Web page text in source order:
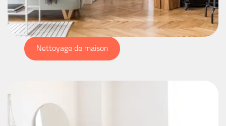
Nettoyage de maison